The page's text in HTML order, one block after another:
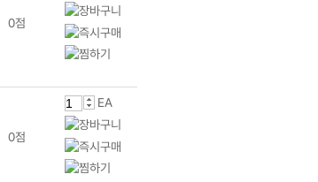
0점
0점
EA